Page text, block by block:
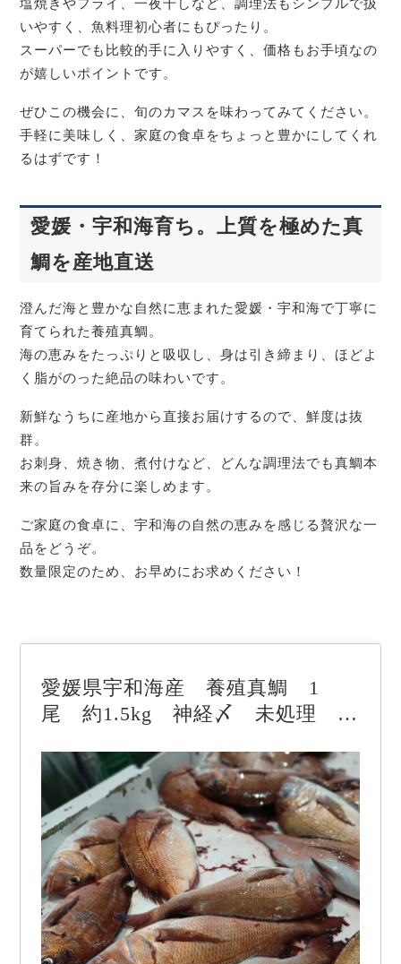
塩焼きやフライ、一夜干しなど、調理法もシンプルで扱
いやすく、魚料理初心者にもぴったり。
スーパーでも比較的手に入りやすく、価格もお手頃なの
が嬉しいポイントです。
ぜひこの機会に、旬のカマスを味わってみてください。
手軽に美味しく、家庭の食卓をちょっと豊かにしてくれ
るはずです！
愛媛・宇和海育ち。上質を極めた真
鯛を産地直送
澄んだ海と豊かな自然に恵まれた愛媛・宇和海で丁寧に
育てられた養殖真鯛。
海の恵みをたっぷりと吸収し、身は引き締まり、ほどよ
く脂がのった絶品の味わいです。
新鮮なうちに産地から直接お届けするので、鮮度は抜
群。
お刺身、焼き物、煮付けなど、どんな調理法でも真鯛本
来の旨みを存分に楽しめます。
ご家庭の食卓に、宇和海の自然の恵みを感じる贅沢な一
品をどうぞ。
数量限定のため、お早めにお求めください！
愛媛県宇和海産 養殖真鯛 1
尾 約1.5kg 神経〆 未処理 鯛